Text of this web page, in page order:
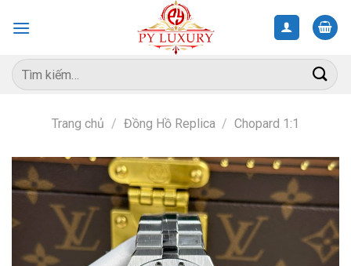
Tìm
kiếm:
Trang chủ / Đồng Hồ Replica / Chopard 1:1